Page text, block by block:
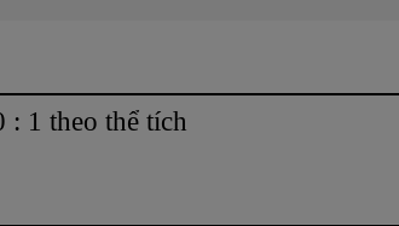
: 1 theo thể tích